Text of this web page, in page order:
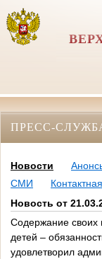
ПРЕСС-
Новости
СМИ
Новость от
Содержание своих
детей –
удовлетворил